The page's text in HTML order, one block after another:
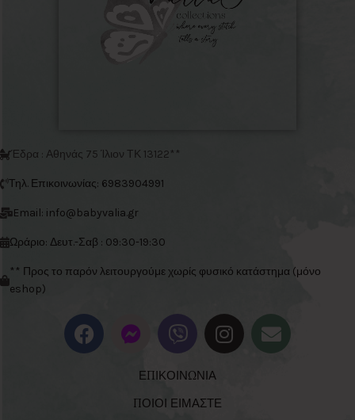
Έδρα : Αθηνάς 75 Ίλιον ΤΚ 13122**
Τηλ. Επικοινωνίας: 6983904991
Email: info@babyvalia.gr
Ωράριο: Δευτ.-Σαβ : 09:30-19:30
** Προς το παρόν λειτουργούμε χωρίς φυσικό κατάστημα (μόνο
eshop)
ΕΠΙΚΟΙΝΩΝΙΑ
ΠΟΙΟΙ ΕΙΜΑΣΤΕ